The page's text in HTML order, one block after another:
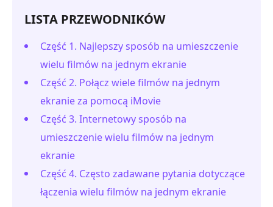
LISTA PRZEWODNIKÓW
Część 1. Najlepszy sposób na umieszczenie
wielu filmów na jednym ekranie
Część 2. Połącz wiele filmów na jednym
ekranie za pomocą iMovie
Część 3. Internetowy sposób na
umieszczenie wielu filmów na jednym
ekranie
Część 4. Często zadawane pytania dotyczące
łączenia wielu filmów na jednym ekranie